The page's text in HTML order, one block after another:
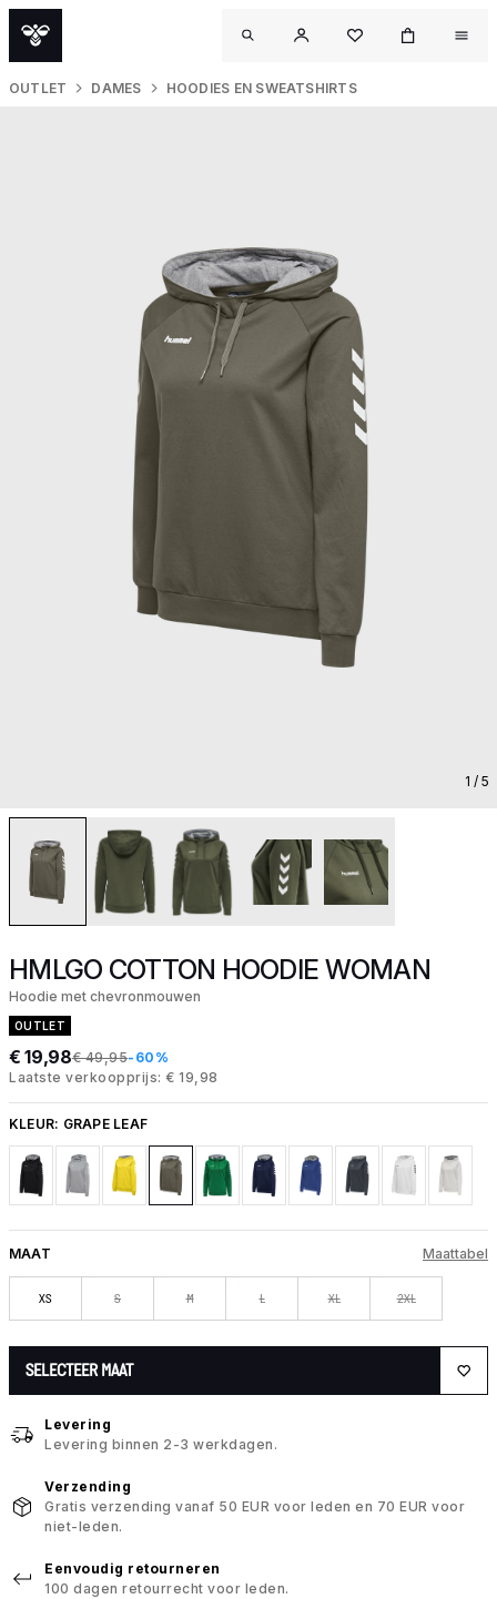
OUTLET DAMES HOODIES EN SWEATSHIRTS
1 / 5
HMLGO COTTON HOODIE WOMAN
Hoodie met chevronmouwen
OUTLET
€ 19,98€ 49,95-60%
Laatste verkoopprijs: € 19,98
KLEUR: GRAPE LEAF
MAAT Maattabel
XS S M L XL 2XL
SELECTEER MAAT
Levering
Levering binnen 2-3 werkdagen.
Verzending
Gratis verzending vanaf 50 EUR voor leden en 70 EUR voor
niet-leden.
Eenvoudig retourneren
100 dagen retourrecht voor leden.